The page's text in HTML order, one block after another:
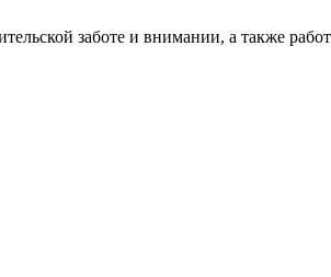
заботе и внимании, а также